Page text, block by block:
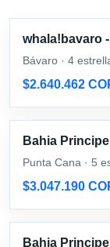
whala!bavaro
Bávaro · 4
$2.640.462
Bahia
Punta Cana · 5
$3.047.190
Bahia